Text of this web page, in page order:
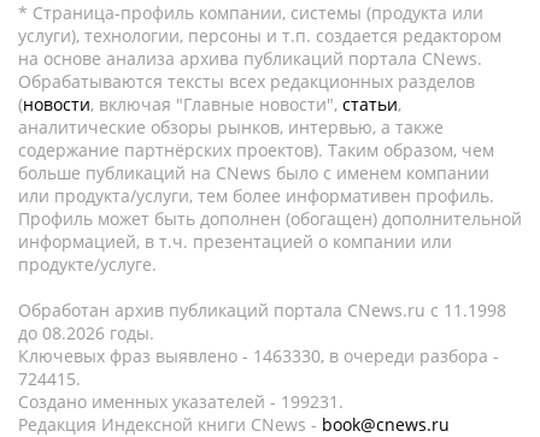
* Страница-профиль компании, системы (продукта или
услуги), технологии, персоны и т.п. создается редактором
на основе анализа архива публикаций портала CNews.
Обрабатываются тексты всех редакционных разделов
(новости, включая "Главные новости", статьи,
аналитические обзоры рынков, интервью, а также
содержание партнёрских проектов). Таким образом, чем
больше публикаций на CNews было с именем компании
или продукта/услуги, тем более информативен профиль.
Профиль может быть дополнен (обогащен) дополнительной
информацией, в т.ч. презентацией о компании или
продукте/услуге.
Обработан архив публикаций портала CNews.ru c 11.1998
до 08.2026 годы.
Ключевых фраз выявлено - 1463330, в очереди разбора -
724415.
Создано именных указателей - 199231.
Редакция Индексной книги CNews - book@cnews.ru